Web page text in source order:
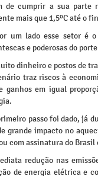
de cumprir a sua parte
mais que 1,5ºC até o
um lado esse setor é
e poderosas do
dinheiro e postos de
traz riscos à
ganhos em igual
passo foi dado, já
grande impacto no
com assinatura do Brasil
redução nas
de energia elétrica e